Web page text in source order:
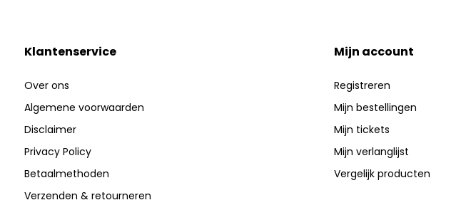
Klantenservice
Over ons
Algemene voorwaarden
Disclaimer
Privacy Policy
Betaalmethoden
Verzenden & retourneren
Mijn account
Registreren
Mijn bestellingen
Mijn tickets
Mijn verlanglijst
Vergelijk producten